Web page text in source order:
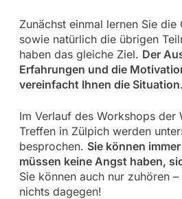
Zunächst einmal lernen Sie die
sowie natürlich die übrigen
haben das gleiche Ziel. Der
Erfahrungen und die
vereinfacht Ihnen die Situation.
Im Verlauf des Workshops der
Treffen in Zülpich werden
besprochen. Sie können
müssen keine Angst haben,
Sie können auch nur zuhören
nichts dagegen!